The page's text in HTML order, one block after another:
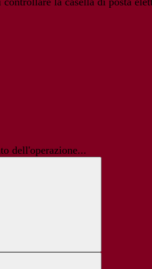
dell'operazione...